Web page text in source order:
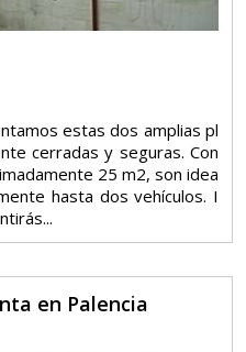
estas dos amplias pl
cerradas y seguras. Con
25 m2, son idea
hasta dos vehículos. I
en Palencia